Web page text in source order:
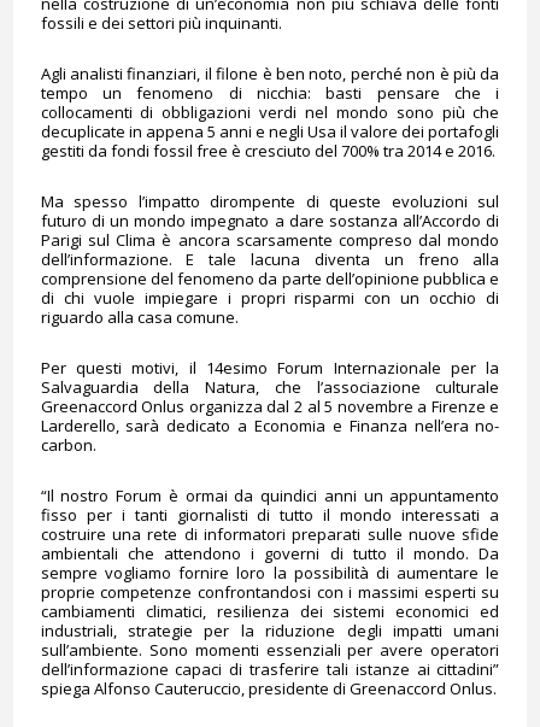
fossili e dei settori più inquinanti.
Agli analisti finanziari, il filone è ben noto, perché non è più da
tempo un fenomeno di nicchia: basti pensare che i
collocamenti di obbligazioni verdi nel mondo sono più che
decuplicate in appena 5 anni e negli Usa il valore dei portafogli
gestiti da fondi fossil free è cresciuto del 700% tra 2014 e 2016.
Ma spesso l’impatto dirompente di queste evoluzioni sul
futuro di un mondo impegnato a dare sostanza all’Accordo di
Parigi sul Clima è ancora scarsamente compreso dal mondo
dell’informazione. E tale lacuna diventa un freno alla
comprensione del fenomeno da parte dell’opinione pubblica e
di chi vuole impiegare i propri risparmi con un occhio di
riguardo alla casa comune.
Per questi motivi, il 14esimo Forum Internazionale per la
Salvaguardia della Natura, che l’associazione culturale
Greenaccord Onlus organizza dal 2 al 5 novembre a Firenze e
Larderello, sarà dedicato a Economia e Finanza nell’era no-
carbon.
“Il nostro Forum è ormai da quindici anni un appuntamento
fisso per i tanti giornalisti di tutto il mondo interessati a
costruire una rete di informatori preparati sulle nuove sfide
ambientali che attendono i governi di tutto il mondo. Da
sempre vogliamo fornire loro la possibilità di aumentare le
proprie competenze confrontandosi con i massimi esperti su
cambiamenti climatici, resilienza dei sistemi economici ed
industriali, strategie per la riduzione degli impatti umani
sull’ambiente. Sono momenti essenziali per avere operatori
dell’informazione capaci di trasferire tali istanze ai cittadini”
spiega Alfonso Cauteruccio, presidente di Greenaccord Onlus.